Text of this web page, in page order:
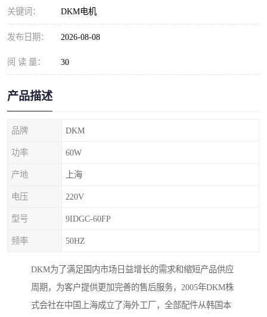
关键词： DKM电机
发布日期： 2026-08-08
阅 读 量： 30
产品描述
品牌 DKM
功率 60W
产地 上海
电压 220V
型号 9IDGC-60FP
频率 50HZ
DKM为了满足国内市场日益增长的需求和缩短产品供应
周期，为客户提供更加完善的售后服务，2005年DKM株
式会社在中国上海成立了海外工厂，全部配件从韩国本